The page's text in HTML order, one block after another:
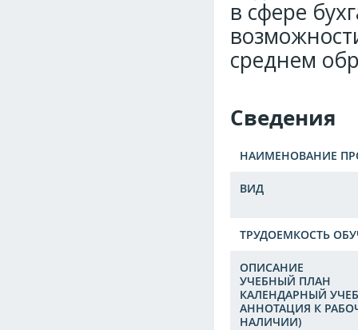
в сфере
среднем
Сведения
НАИМЕНОВАНИЕ
ВИД
ТРУДОЕМКОСТЬ
ОПИСАНИЕ
УЧЕБНЫЙ ПЛАН
КАЛЕНДАРНЫЙ
АННОТАЦИЯ К
НАЛИЧИИ)